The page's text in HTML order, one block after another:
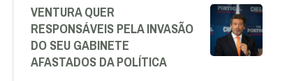
VENTURA QUER
RESPONSÁVEIS PELA INVASÃO
DO SEU GABINETE
AFASTADOS DA POLÍTICA